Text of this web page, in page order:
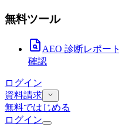
無料ツール
AEO 診断レポート
確認
ログイン
資料請求
無料ではじめる
ログイン